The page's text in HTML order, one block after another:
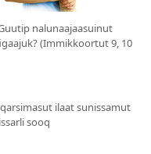
nalunaajaasuinut
(Immikkoortut 9, 10
ilaat sunissamut
sooq